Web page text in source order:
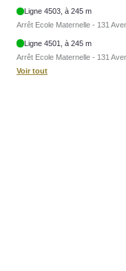
Ligne 4503, à 245 m
Arrêt Ecole Maternelle - 131
Ligne 4501, à 245 m
Arrêt Ecole Maternelle - 131
Voir tout